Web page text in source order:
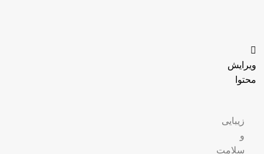
ویرایش
محتوا
زیبایی
و
سلامت